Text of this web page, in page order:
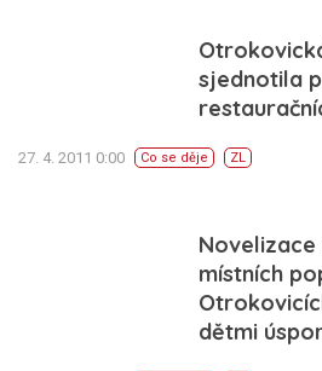
sjednotila
27. 4. 2011 0:00 Co se děje ZL
místních
dětmi